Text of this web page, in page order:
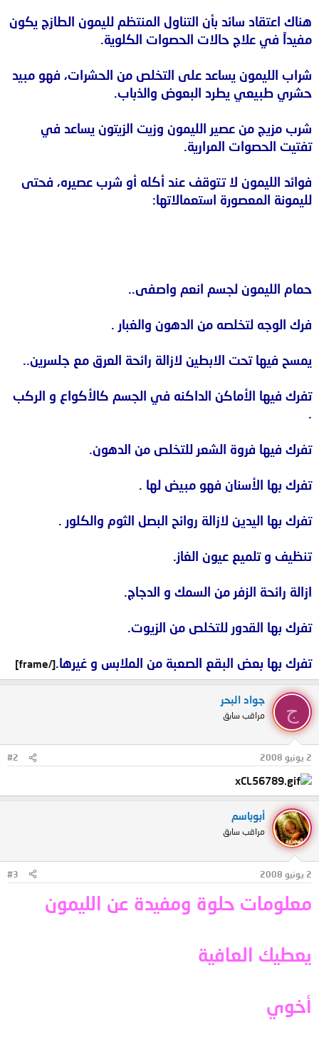
هناك اعتقاد سائد بأن التناول المنتظم لليمون الطازج يكون
مفيداً في علاج حالات الحصوات الكلوية.
شراب الليمون يساعد على التخلص من الحشرات، فهو مبيد
حشري طبيعي يطرد البعوض والذباب.
شرب مزيج من عصير الليمون وزيت الزيتون يساعد في
تفتيت الحصوات المرارية.
فوائد الليمون لا تتوقف عند أكله أو شرب عصيره، فحتى
لليمونة المعصورة استعمالاتها:
حمام الليمون لجسم انعم واصفى..
فرك الوجه لتخلصه من الدهون والغبار .
يمسح فيها تحت الابطين لازالة رائحة العرق مع جلسرين..
تفرك فيها الأماكن الداكنه في الجسم كالأكواع و الركب
.
تفرك فيها فروة الشعر للتخلص من الدهون.
تفرك بها الأسنان فهو مبيض لها .
تفرك بها اليدين لازالة روائح البصل الثوم والكلور .
تنظيف و تلميع عيون الغاز.
ازالة رائحة الزفر من السمك و الدجاج.
تفرك بها القدور للتخلص من الزيوت.
تفرك بها بعض البقع الصعبة من الملابس و غيرها.[/frame]
ج
جواد البحر
مراقب سابق
2 يونيو 2008 #2
أبوباسم
مراقب سابق
2 يونيو 2008 #3
معلومات حلوة ومفيدة عن الليمون
يعطيك العافية
أخوي